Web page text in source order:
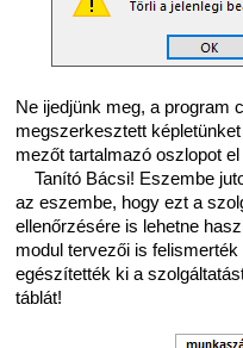
Ne ijedjünk meg, a program
megszerkesztett
mezőt tartalmazó oszlopot
Tanító Bácsi! Eszembe
az eszembe, hogy ezt a
ellenőrzésére is lehetne
modul tervezői is
egészítették ki a
táblát!